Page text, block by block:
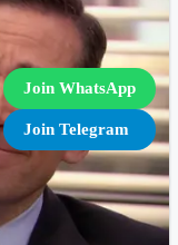
Join WhatsApp
Join Telegram